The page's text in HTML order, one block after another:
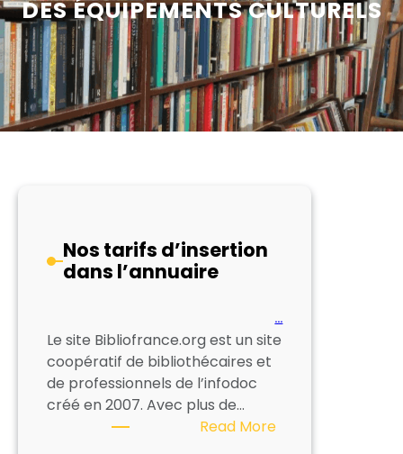
DES ÉQUIPEMENTS CULTURELS
Nos tarifs d’insertion
dans l’annuaire
…
Le site Bibliofrance.org est un site
coopératif de bibliothécaires et
de professionnels de l’infodoc
créé en 2007. Avec plus de…
Read More: